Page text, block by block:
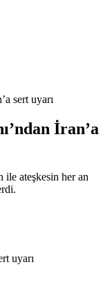
sert uyarı
İran’a
ile ateşkesin her an